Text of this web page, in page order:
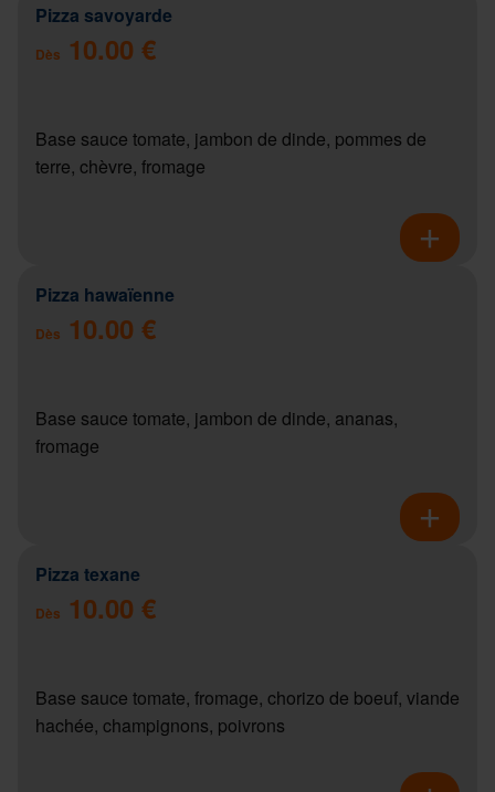
Pizza savoyarde
Dès 10.00 €
Base sauce tomate, jambon de dinde, pommes de
terre, chèvre, fromage
Pizza hawaïenne
Dès 10.00 €
Base sauce tomate, jambon de dinde, ananas,
fromage
Pizza texane
Dès 10.00 €
Base sauce tomate, fromage, chorizo de boeuf, viande
hachée, champignons, poivrons